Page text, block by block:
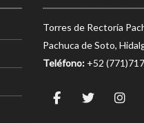
Torres de Rectoría
Pachuca de Soto,
Teléfono: +52